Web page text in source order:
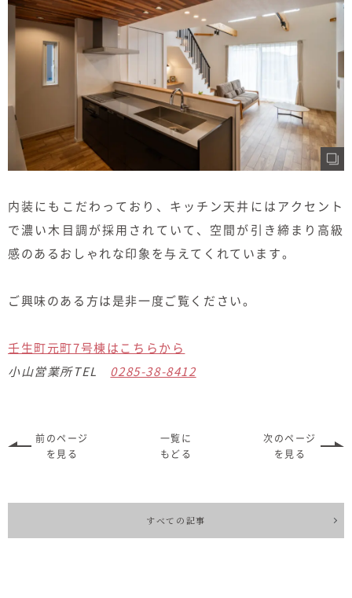
内装にもこだわっており、キッチン天井にはアクセント
で濃い木目調が採用されていて、空間が引き締まり高級
感のあるおしゃれな印象を与えてくれています。
ご興味のある方は是非一度ご覧ください。
壬生町元町7号棟はこちらから
小山営業所TEL 0285-38-8412
前のページ
を見る
一覧に
もどる
次のページ
を見る
すべての記事